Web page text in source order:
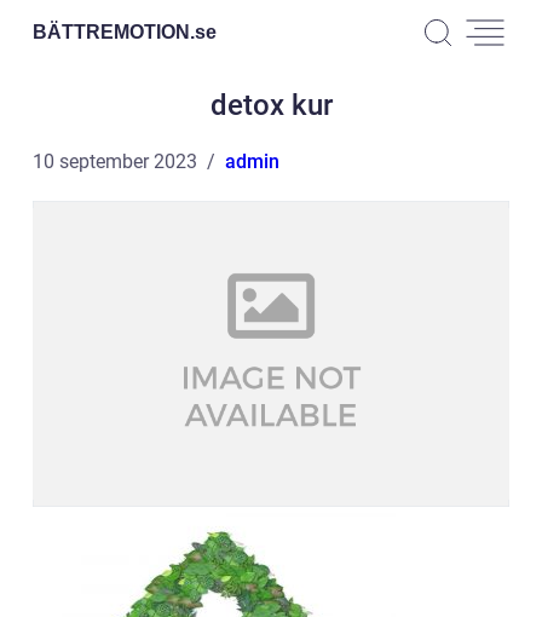
BÄTTREMOTION.se
detox kur
10 september 2023 admin